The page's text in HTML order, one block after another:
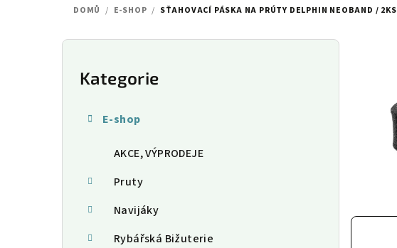
DOMŮ / E-SHOP / SŤAHOVACÍ PÁSKA NA PRÚTY DELPHIN NEOBAND / 2KS
P
Přeskočit
kategorie
Kategorie
E-shop
AKCE, VÝPRODEJE
Pruty
Navijáky
Rybářská Bižuterie